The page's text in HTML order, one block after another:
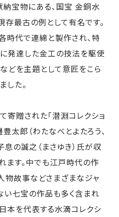
宝物にある、国宝 金銅水
存最古の例として有名です。
時代で連綿と製作され、特
発達した金工の技法を駆使
どを主題として意匠をこら
した。
寄贈された｢潜淵コレクショ
太郎（わたなべとよたろう、
息の誠之（まさゆき）氏が収
ます。中でも江戸時代の作
物故事などさまざまなジャ
い七宝の作品も多く含まれ
本を代表する水滴コレクシ